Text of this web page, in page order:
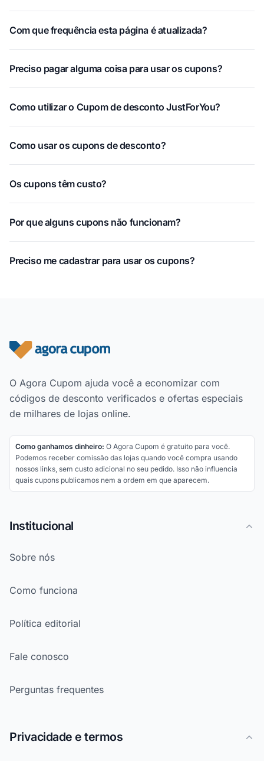
Com que frequência esta página é atualizada?
Preciso pagar alguma coisa para usar os cupons?
Como utilizar o Cupom de desconto JustForYou?
Como usar os cupons de desconto?
Os cupons têm custo?
Por que alguns cupons não funcionam?
Preciso me cadastrar para usar os cupons?
Rodapé do site
O Agora Cupom ajuda você a economizar com
códigos de desconto verificados e ofertas especiais
de milhares de lojas online.
Como ganhamos dinheiro: O Agora Cupom é gratuito para você.
Podemos receber comissão das lojas quando você compra usando
nossos links, sem custo adicional no seu pedido. Isso não influencia
quais cupons publicamos nem a ordem em que aparecem.
Institucional
Sobre nós
Como funciona
Política editorial
Fale conosco
Perguntas frequentes
Privacidade e termos